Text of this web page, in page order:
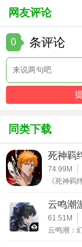
成长带来的满足
《贝斯特里亚战
网友评论
0 条评论
同类下载
死神羁
74.99M
《死神羁
云鸣潮
61.51M
云鸣潮：